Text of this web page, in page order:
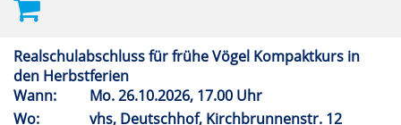
Realschulabschluss für frühe Vögel Kompaktkurs in
den Herbstferien
Wann:
Mo.26.10.2026, 17.00 Uhr
Wo:
vhs, Deutschhof, Kirchbrunnenstr. 12